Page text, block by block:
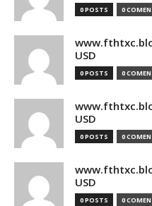
0 POSTS 0
USD
0 POSTS 0
USD
0 POSTS 0
USD
0 POSTS 0